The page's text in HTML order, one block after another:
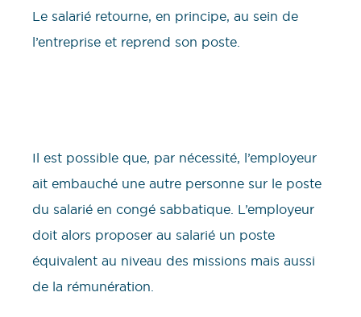
Le salarié retourne, en principe, au sein de
l’entreprise et reprend son poste.
Il est possible que, par nécessité, l’employeur
ait embauché une autre personne sur le poste
du salarié en congé sabbatique. L’employeur
doit alors proposer au salarié un poste
équivalent au niveau des missions mais aussi
de la rémunération.